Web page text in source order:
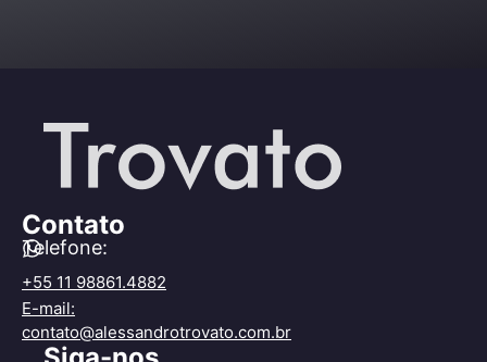
Contato
Telefone:
+55 11 98861.4882
E-mail:
contato@alessandrotrovato.com.br